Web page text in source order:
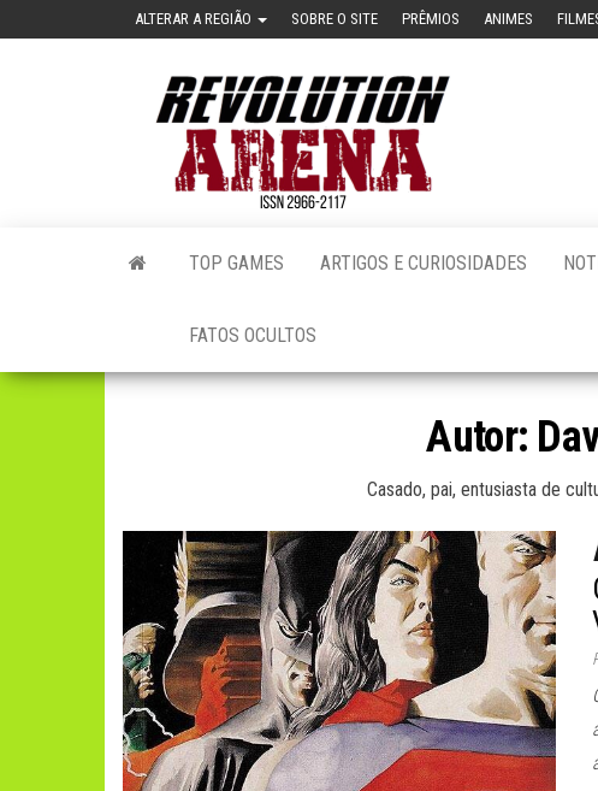
ALTERAR A REGIÃO SOBRE O SITE PRÊMIOS ANIMES
TOP GAMES ARTIGOS E CURIOSIDADES
FATOS OCULTOS
Autor:
Casado, pai, entusiasta de